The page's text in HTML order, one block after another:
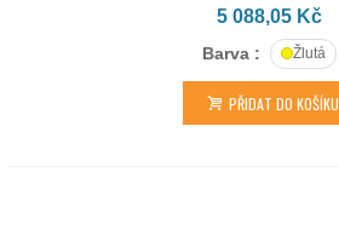
5 088,05 Kč
Barva : Žlutá
PŘIDAT DO KOŠÍKU